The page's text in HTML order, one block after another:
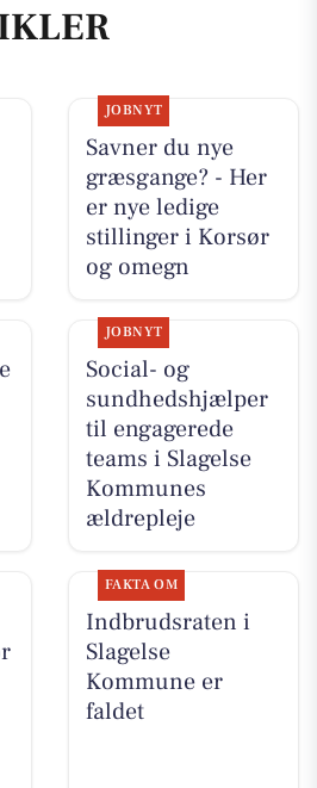
JOBNYT
Savner du nye
græsgange? - Her
er nye ledige
stillinger i Korsør
og omegn
JOBNYT
Social- og
sundhedshjælper
til engagerede
teams i Slagelse
Kommunes
ældrepleje
FAKTA OM
Indbrudsraten i
Slagelse
Kommune er
faldet